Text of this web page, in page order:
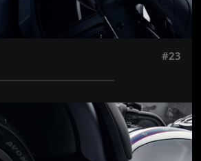
#23
Jön még kép!